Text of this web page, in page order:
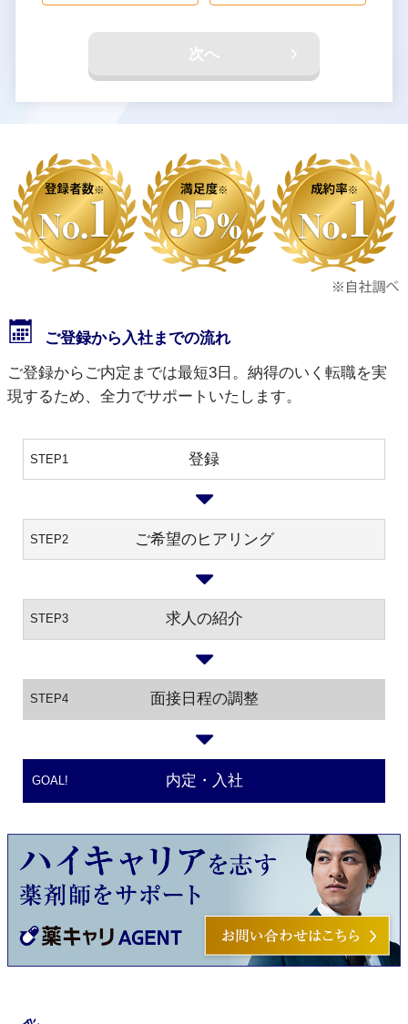
次へ
ご登録から入社までの流れ
ご登録からご内定までは最短3日。納得のいく転職を実
現するため、全力でサポートいたします。
STEP1 登録
STEP2 ご希望のヒアリング
STEP3 求人の紹介
STEP4 面接日程の調整
GOAL! 内定・入社